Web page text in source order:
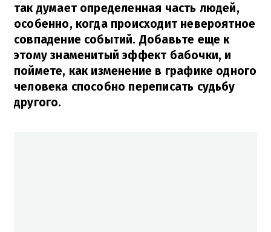
так думает определенная часть людей,
особенно, когда происходит невероятное
совпадение событий. Добавьте еще к
этому знаменитый эффект бабочки, и
поймете, как изменение в графике одного
человека способно переписать судьбу
другого.